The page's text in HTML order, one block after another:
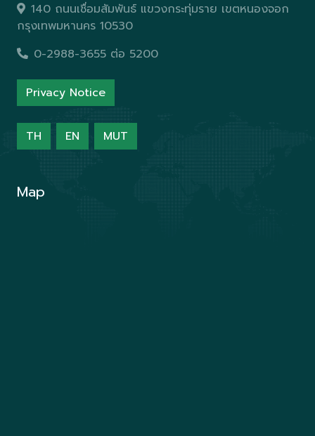
140 ถนนเชื่อมสัมพันธ์ แขวงกระทุ่มราย เขตหนองจอก
กรุงเทพมหานคร 10530
0-2988-3655 ต่อ 5200
Privacy Notice
TH EN MUT
Map